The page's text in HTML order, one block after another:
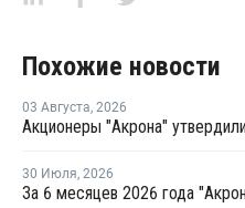
Похожие новости
03 Августа, 2026
30 Июля, 2026